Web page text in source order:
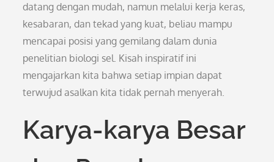
datang dengan mudah, namun melalui kerja keras,
kesabaran, dan tekad yang kuat, beliau mampu
mencapai posisi yang gemilang dalam dunia
penelitian biologi sel. Kisah inspiratif ini
mengajarkan kita bahwa setiap impian dapat
terwujud asalkan kita tidak pernah menyerah.
Karya-karya Besar